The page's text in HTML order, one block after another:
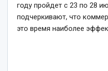
году пройдет с 23 по 28
подчеркивают, что
это время наиболее